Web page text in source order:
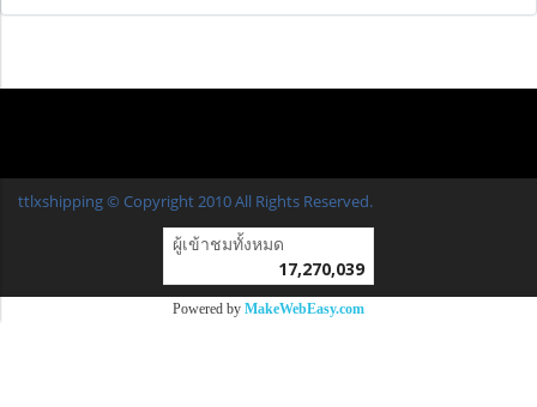
ttlxshipping © Copyright 2010 All Rights Reserved.
ผู้เข้าชมวันนี้
Powered byMakeWebEasy.com